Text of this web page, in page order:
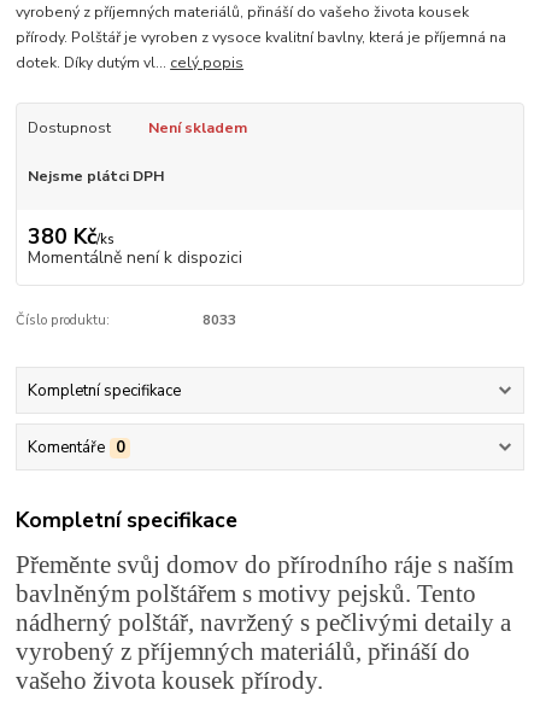
vyrobený z příjemných materiálů, přináší do vašeho života kousek
přírody. Polštář je vyroben z vysoce kvalitní bavlny, která je příjemná na
dotek. Díky dutým vl... celý popis
Dostupnost Není skladem
Nejsme plátci DPH
380 Kč/ks
Momentálně není k dispozici
Číslo produktu: 8033
Kompletní specifikace
Komentáře 0
Kompletní specifikace
Přeměnte svůj domov do přírodního ráje s naším
bavlněným polštářem s motivy pejsků. Tento
nádherný polštář, navržený s pečlivými detaily a
vyrobený z příjemných materiálů, přináší do
vašeho života kousek přírody.